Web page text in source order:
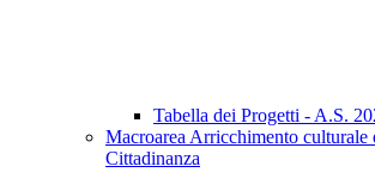
Tabella dei Progetti - A.S.
Macroarea Arricchimento culturale
Cittadinanza